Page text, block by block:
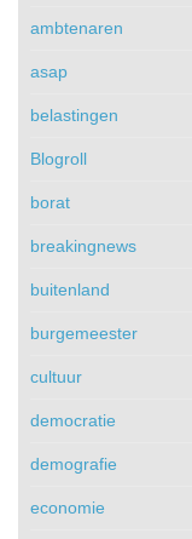
ambtenaren
asap
belastingen
Blogroll
borat
breakingnews
buitenland
burgemeester
cultuur
democratie
demografie
economie